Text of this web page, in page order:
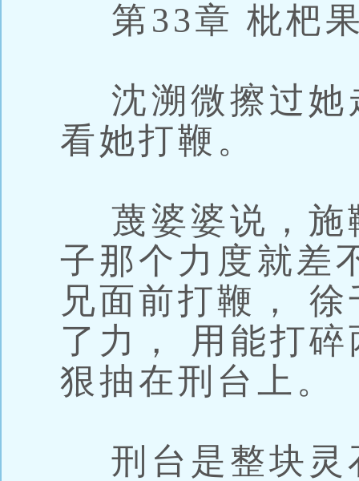
第33章 枇杷
沈溯微擦过她
看她打鞭。
蔑婆婆说，施
子那个力度就差
兄面前打鞭，
了力， 用能打
狠抽在刑台上。
刑台是整块灵